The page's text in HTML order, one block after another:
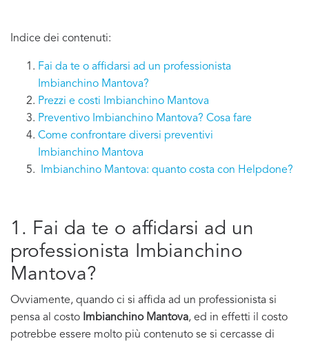
Indice dei contenuti:
Fai da te o affidarsi ad un professionista
Imbianchino Mantova?
Prezzi e costi Imbianchino Mantova
Preventivo Imbianchino Mantova? Cosa fare
Come confrontare diversi preventivi
Imbianchino Mantova
Imbianchino Mantova: quanto costa con Helpdone?
1. Fai da te o affidarsi ad un
professionista Imbianchino
Mantova?
Ovviamente, quando ci si affida ad un professionista si
pensa al costo Imbianchino Mantova, ed in effetti il costo
potrebbe essere molto più contenuto se si cercasse di